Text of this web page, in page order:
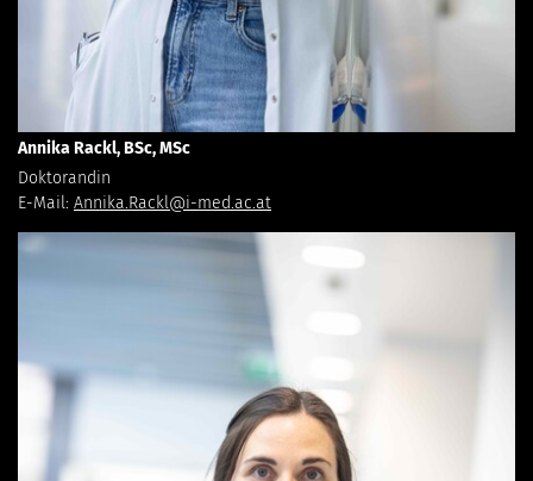
Annika Rackl, BSc, MSc
Doktorandin
E-Mail: Annika.Rackl@i-med.ac.at